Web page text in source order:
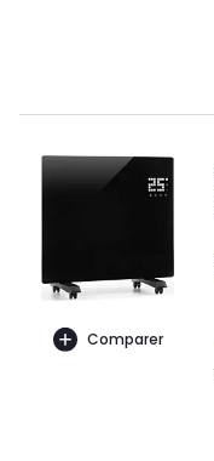
Comparer